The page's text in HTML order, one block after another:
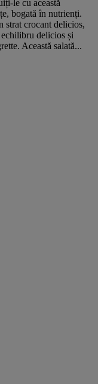
le cu această
bogată în nutrienți.
strat crocant delicios,
delicios și
Această salată...